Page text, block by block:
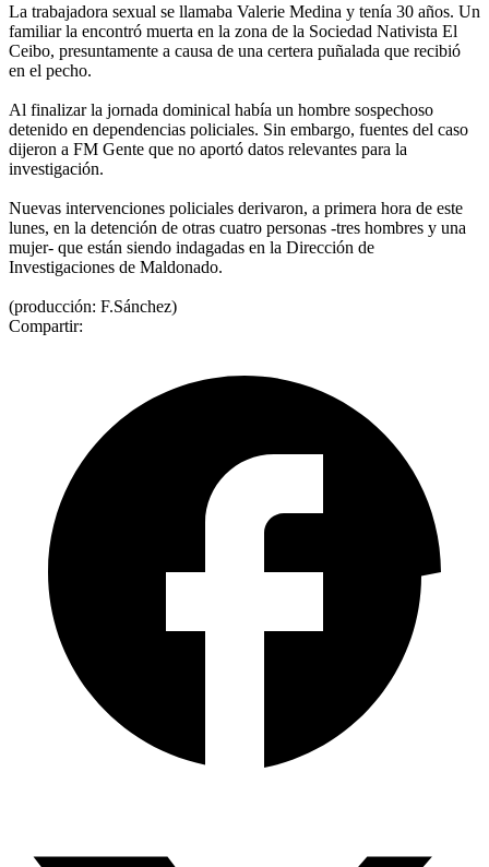
La trabajadora sexual se llamaba Valerie Medina y tenía 30 años. Un
familiar la encontró muerta en la zona de la Sociedad Nativista El
Ceibo, presuntamente a causa de una certera puñalada que recibió
en el pecho.
Al finalizar la jornada dominical había un hombre sospechoso
detenido en dependencias policiales. Sin embargo, fuentes del caso
dijeron a FM Gente que no aportó datos relevantes para la
investigación.
Nuevas intervenciones policiales derivaron, a primera hora de este
lunes, en la detención de otras cuatro personas -tres hombres y una
mujer- que están siendo indagadas en la Dirección de
Investigaciones de Maldonado.
(producción: F.Sánchez)
Compartir: